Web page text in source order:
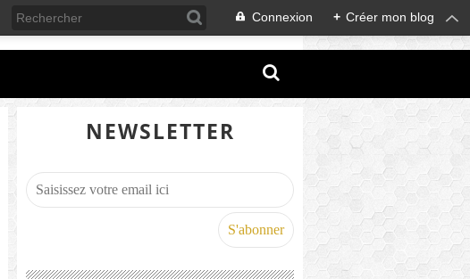
Connexion + Créer mon blog
NEWSLETTER